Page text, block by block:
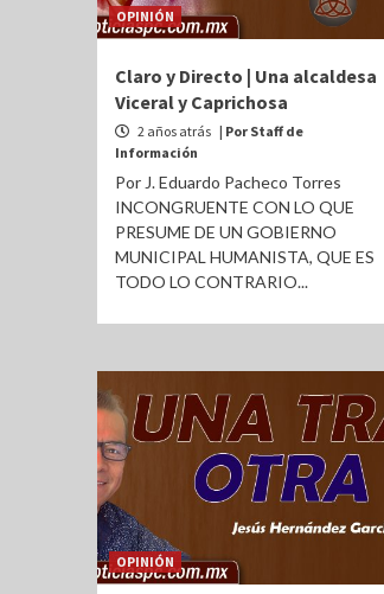
OPINIÓN
Claro y Directo | Una alcaldesa
Viceral y Caprichosa
2 años atrás | Por Staff de
Información
Por J. Eduardo Pacheco Torres
INCONGRUENTE CON LO QUE
PRESUME DE UN GOBIERNO
MUNICIPAL HUMANISTA, QUE ES
TODO LO CONTRARIO...
OPINIÓN